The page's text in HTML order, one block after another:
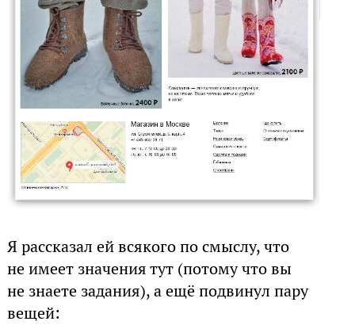
Я рассказал ей всякого по смыслу, что
не имеет значения тут (потому что вы
не знаете задания), а ещё подвинул пару
вещей: